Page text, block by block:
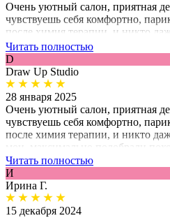
Очень уютный салон, приятная
чувствуешь себя комфортно,
после химия терапии, и никто
мои, максимально подобрали
сделать и покрасить под вас.
дошивали ровно под мою
Голова не потеет, вообще
довольна, спасибо вам огромное!
Читать полностью
D
Draw Up Studio
28 января 2025
Очень уютный салон, приятная
чувствуешь себя комфортно,
после химия терапии, и никто
мои, максимально подобрали
сделать и покрасить под вас. Так
дошивали ровно под мою голову,
Голова не потеет, вообще
довольна, спасибо вам огромное!
Читать полностью
И
Ирина Г.
15 декабря 2024